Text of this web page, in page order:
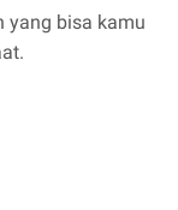
yang bisa kamu